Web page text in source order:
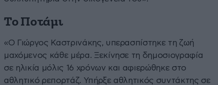
Το Ποτάμι
«Ο Γιώργος Καστρινάκης, υπερασπίστηκε τη ζωή
μαχόμενος κάθε μέρα. Ξεκίνησε τη δημοσιογραφία
σε ηλικία μόλις 16 χρόνων και αφιερώθηκε στο
αθλητικό ρεπορτάζ. Υπήρξε αθλητικός συντάκτης σε